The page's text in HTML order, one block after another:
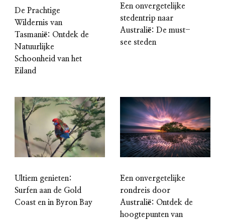
De Prachtige
Wildernis van
Tasmanië: Ontdek de
Natuurlijke
Schoonheid van het
Eiland
Een onvergetelijke
stedentrip naar
Australië: De must-
see steden
Ultiem genieten:
Surfen aan de Gold
Coast en in Byron Bay
Een onvergetelijke
rondreis door
Australië: Ontdek de
hoogtepunten van